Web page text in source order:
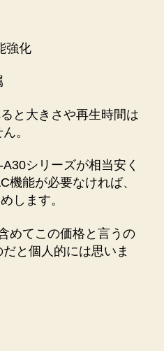
強化
と大きさや再生時間は
。
シリーズが相当安く
機能が必要なければ、
します。
めてこの価格と言うの
と個人的には思いま